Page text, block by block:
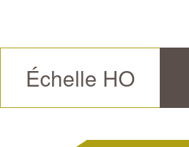
Échelle HO